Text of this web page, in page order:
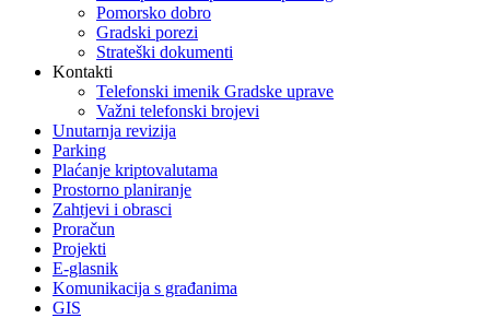
Pomorsko dobro
Gradski porezi
Strateški dokumenti
Kontakti
Telefonski imenik Gradske uprave
Važni telefonski brojevi
Unutarnja revizija
Parking
Plaćanje kriptovalutama
Prostorno planiranje
Zahtjevi i obrasci
Proračun
Projekti
E-glasnik
Komunikacija s građanima
GIS